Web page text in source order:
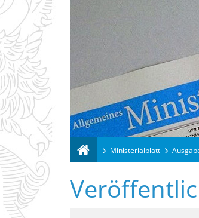
Ministerialblatt